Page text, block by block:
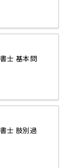
士 基本問
士 肢別過